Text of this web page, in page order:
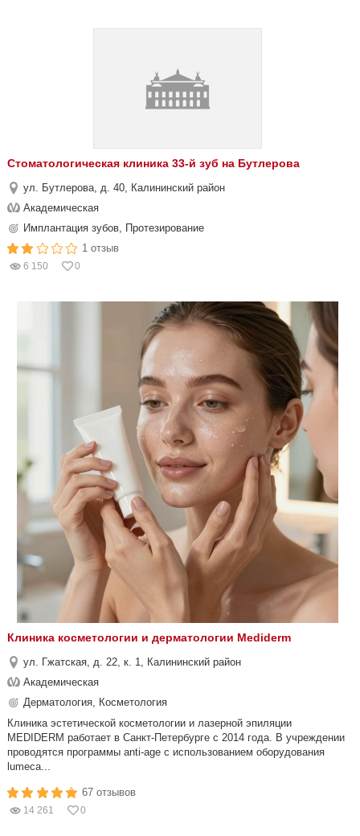
Стоматологическая клиника 33-й зуб на Бутлерова
ул. Бутлерова, д. 40, Калининский район
Академическая
Имплантация зубов, Протезирование
1 отзыв
6 150 0
Клиника косметологии и дерматологии Mediderm
ул. Гжатская, д. 22, к. 1, Калининский район
Академическая
Дерматология, Косметология
Клиника эстетической косметологии и лазерной эпиляции
MEDIDERM работает в Санкт-Петербурге с 2014 года. В учреждении
проводятся программы anti-age с использованием оборудования
lumeca...
67 отзывов
14 261 0